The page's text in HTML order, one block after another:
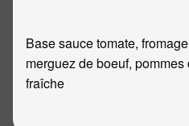
Base sauce tomate,
merguez de boeuf,
fraîche